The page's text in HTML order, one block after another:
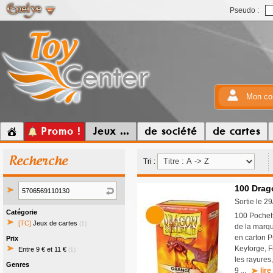
Pseudo :
Mon
Promo ! Jeux ... de société de cartes
Recherche
Catégorie
[TC] Jeux de cartes (1)
Prix
Entre 9 € et 11 € (1)
Genres
Tri :
100
Sortie le
100
de la
en carton
Keyforge,
les
9 ...